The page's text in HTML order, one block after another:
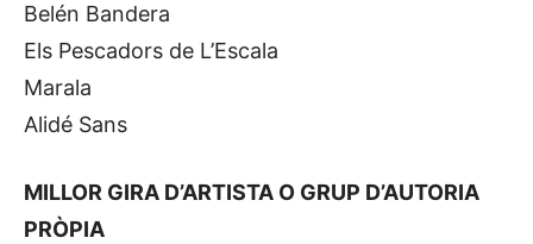
Belén Bandera
Els Pescadors de L’Escala
Marala
Alidé Sans
MILLOR GIRA D’ARTISTA O GRUP D’AUTORIA
PRÒPIA